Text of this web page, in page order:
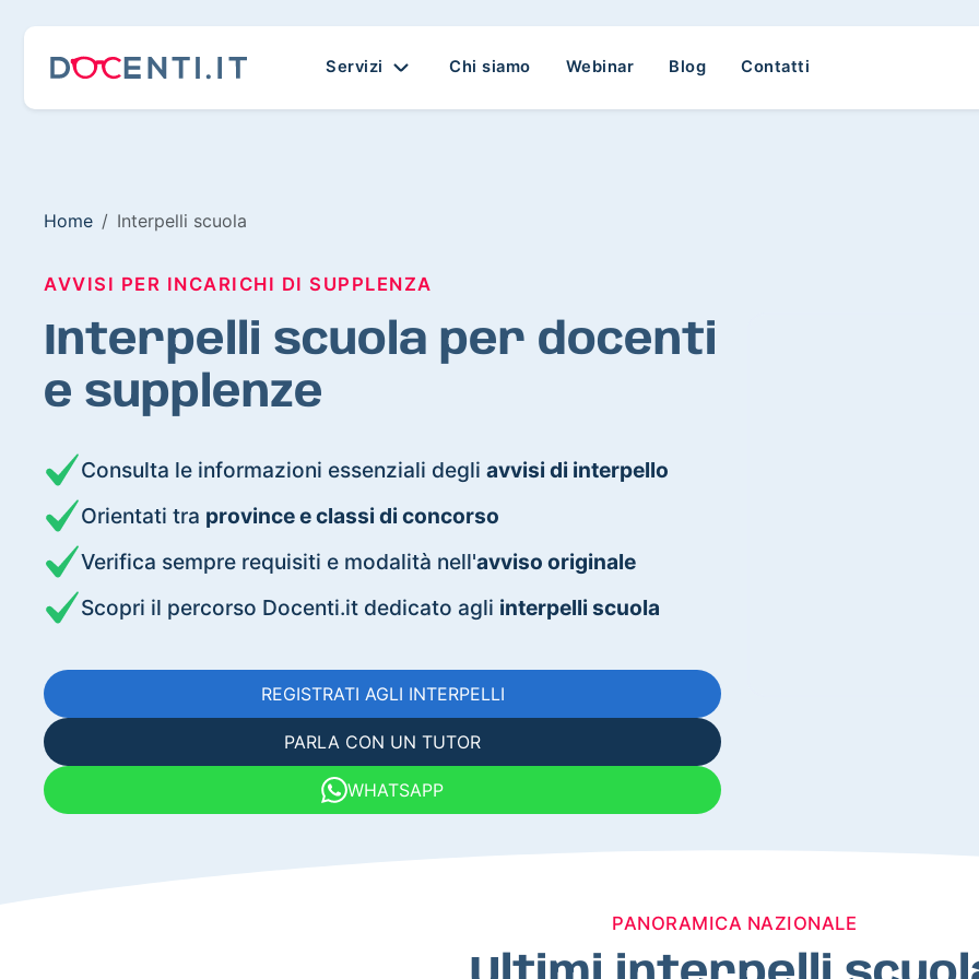
Servizi Chi siamo Webinar Blog Contatti
Home Interpelli scuola
AVVISI PER INCARICHI DI SUPPLENZA
Interpelli scuola per docenti
e supplenze
Consulta le informazioni essenziali degli avvisi di interpello
Orientati tra province e classi di concorso
Verifica sempre requisiti e modalità nell'avviso originale
Scopri il percorso Docenti.it dedicato agli interpelli scuola
REGISTRATI AGLI INTERPELLI
PARLA CON UN TUTOR
WHATSAPP
PANORAMICA NAZIONALE